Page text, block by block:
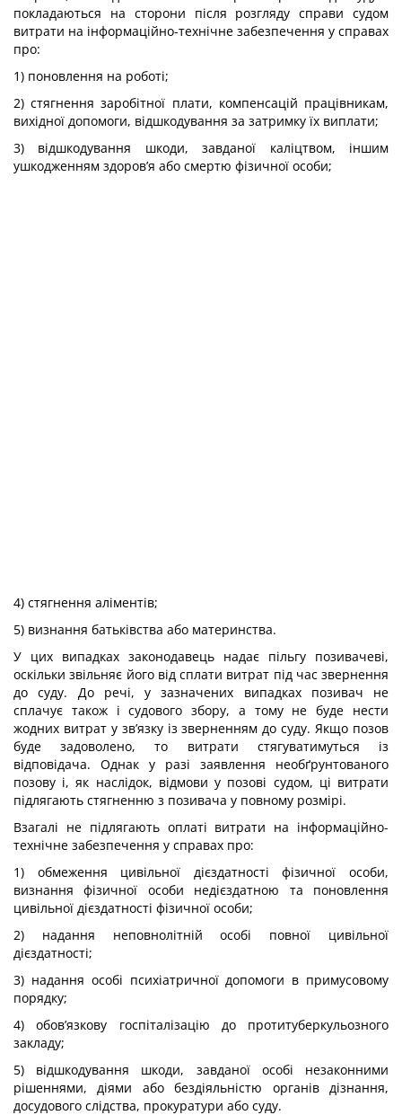
покладаються на сторони після розгляду справи судом
витрати на інформаційно-технічне забезпечення у справах
про:
1) поновлення на роботі;
2) стягнення заробітної плати, компенсацій працівникам,
вихідної допомоги, відшкодування за затримку їх виплати;
3) відшкодування шкоди, завданої каліцтвом, іншим
ушкодженням здоров’я або смертю фізичної особи;
4) стягнення аліментів;
5) визнання батьківства або материнства.
У цих випадках законодавець надає пільгу позивачеві,
оскільки звільняє його від сплати витрат під час звернення
до суду. До речі, у зазначених випадках позивач не
сплачує також і судового збору, а тому не буде нести
жодних витрат у зв’язку із зверненням до суду. Якщо позов
буде задоволено, то витрати стягуватимуться із
відповідача. Однак у разі заявлення необґрунтованого
позову і, як наслідок, відмови у позові судом, ці витрати
підлягають стягненню з позивача у повному розмірі.
Взагалі не підлягають оплаті витрати на інформаційно-
технічне забезпечення у справах про:
1) обмеження цивільної дієздатності фізичної особи,
визнання фізичної особи недієздатною та поновлення
цивільної дієздатності фізичної особи;
2) надання неповнолітній особі повної цивільної
дієздатності;
3) надання особі психіатричної допомоги в примусовому
порядку;
4) обов’язкову госпіталізацію до протитуберкульозного
закладу;
5) відшкодування шкоди, завданої особі незаконними
рішеннями, діями або бездіяльністю органів дізнання,
досудового слідства, прокуратури або суду.